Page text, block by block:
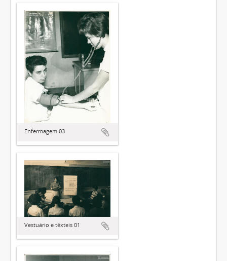
Enfermagem 03
Vestuário e têxteis 01